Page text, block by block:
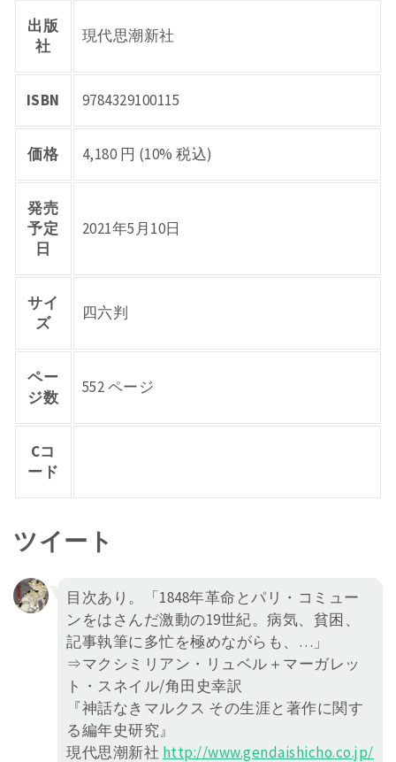
出版
社
現代思潮新社
ISBN 9784329100115
価格 4,180 円 (10% 税込)
発売
予定
日
2021年5月10日
サイ
ズ
四六判
ペー
ジ数
552 ページ
Cコ
ード
ツイート
目次あり。「1848年革命とパリ・コミュー
ンをはさんだ激動の19世紀。病気、貧困、
記事執筆に多忙を極めながらも、…」
⇒マクシミリアン・リュベル＋マーガレッ
ト・スネイル/角田史幸訳
『神話なきマルクス その生涯と著作に関す
る編年史研究』
現代思潮新社 http://www.gendaishicho.co.jp/